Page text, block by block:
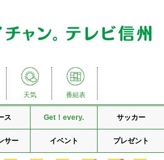
天気 番組表
ス Get！every. サッカー
サー イベント プレゼント